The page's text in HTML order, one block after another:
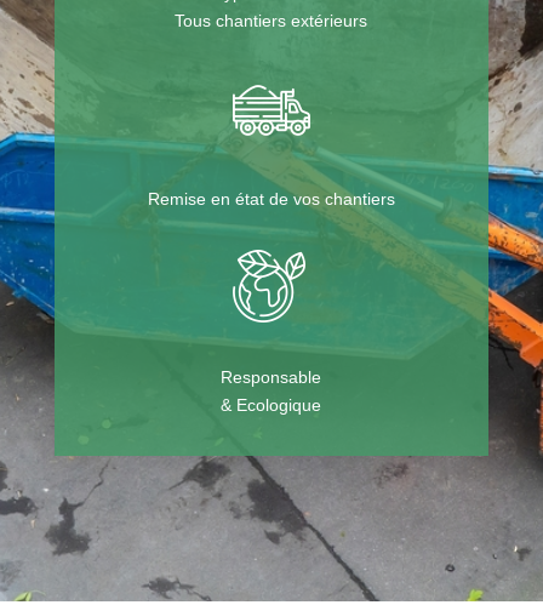
Tous chantiers extérieurs
Remise en état de vos chantiers
Responsable
& Ecologique